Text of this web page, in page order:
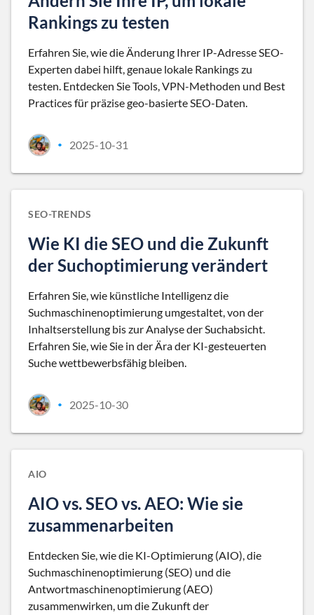
Rankings zu testen
Erfahren Sie, wie die Änderung Ihrer IP-Adresse SEO-
Experten dabei hilft, genaue lokale Rankings zu
testen. Entdecken Sie Tools, VPN-Methoden und Best
Practices für präzise geo-basierte SEO-Daten.
• 2025-10-31
SEO-TRENDS
Wie KI die SEO und die Zukunft
der Suchoptimierung verändert
Erfahren Sie, wie künstliche Intelligenz die
Suchmaschinenoptimierung umgestaltet, von der
Inhaltserstellung bis zur Analyse der Suchabsicht.
Erfahren Sie, wie Sie in der Ära der KI-gesteuerten
Suche wettbewerbsfähig bleiben.
• 2025-10-30
AIO
AIO vs. SEO vs. AEO: Wie sie
zusammenarbeiten
Entdecken Sie, wie die KI-Optimierung (AIO), die
Suchmaschinenoptimierung (SEO) und die
Antwortmaschinenoptimierung (AEO)
zusammenwirken, um die Zukunft der